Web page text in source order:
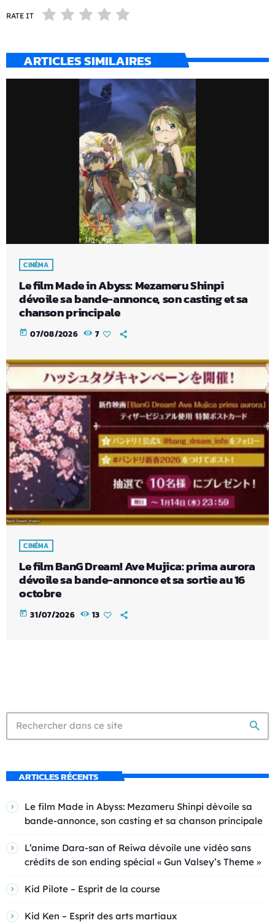
RATE IT
ARTICLES SIMILAIRES
CINÉMA
Le film Made in Abyss: Mezameru Shinpi
dévoile sa bande-annonce, son casting et sa
chanson principale
today 07/08/2026 7
CINÉMA
Le film BanG Dream! Ave Mujica: prima aurora
dévoile sa bande-annonce et sa sortie au 16
octobre
today 31/07/2026 13
search
ARTICLES RÉCENTS
Le film Made in Abyss: Mezameru Shinpi dévoile sa
bande-annonce, son casting et sa chanson principale
L’anime Dara-san of Reiwa dévoile une vidéo sans
crédits de son ending spécial « Gun Valsey’s Theme »
Kid Pilote – Esprit de la course
Kid Ken – Esprit des arts martiaux